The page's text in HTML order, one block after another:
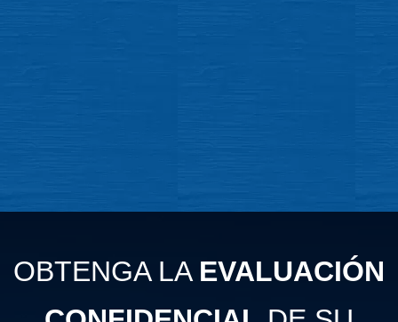
OBTENGA LA EVALUACIÓN